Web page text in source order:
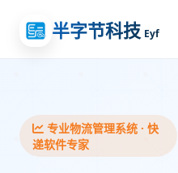
半字节科技 Eyf
专业物流管理系统 · 快
递软件专家